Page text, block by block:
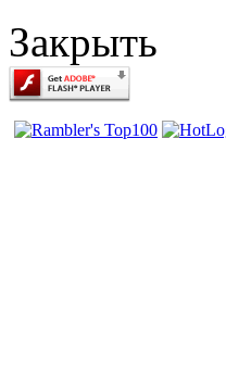
Закрыть